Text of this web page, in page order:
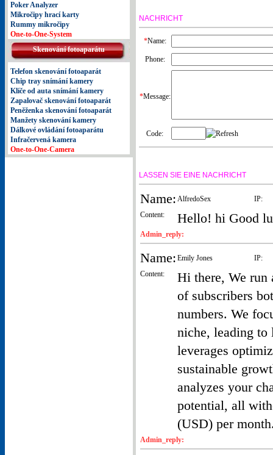
Poker Analyzer
Mikročipy hrací karty
Rummy mikročipy
One-to-One-System
Skenování fotoaparátu
Telefon skenování fotoaparát
Chip tray snímání kamery
Klíče od auta snímání kamery
Zapalovač skenování fotoaparát
Peněženka skenování fotoaparát
Manžety skenování kamery
Dálkové ovládání fotoaparátu
Infračervená kamera
One-to-One-Camera
NACHRICHT
*Name:
Phone:
*Message:
Code:
LASSEN SIE EINE NACHRICHT
Name: AlfredoSex
IP:
Content:
Hello! hi Good
Admin_reply:
Name: Emily Jones
IP:
Content:
Hi there, We run
of subscribers
numbers. We
niche, leading to
leverages
sustainable
analyzes your
potential, all
(USD) per
Admin_reply: